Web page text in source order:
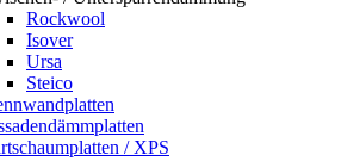
Rockwool
Isover
Ursa
Steico
/ XPS